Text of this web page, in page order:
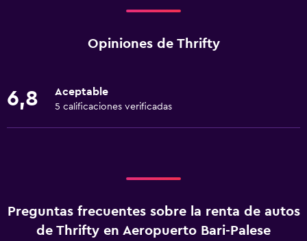
Opiniones de Thrifty
6,8 Aceptable
5 calificaciones verificadas
Preguntas frecuentes sobre la renta de autos
de Thrifty en Aeropuerto Bari-Palese